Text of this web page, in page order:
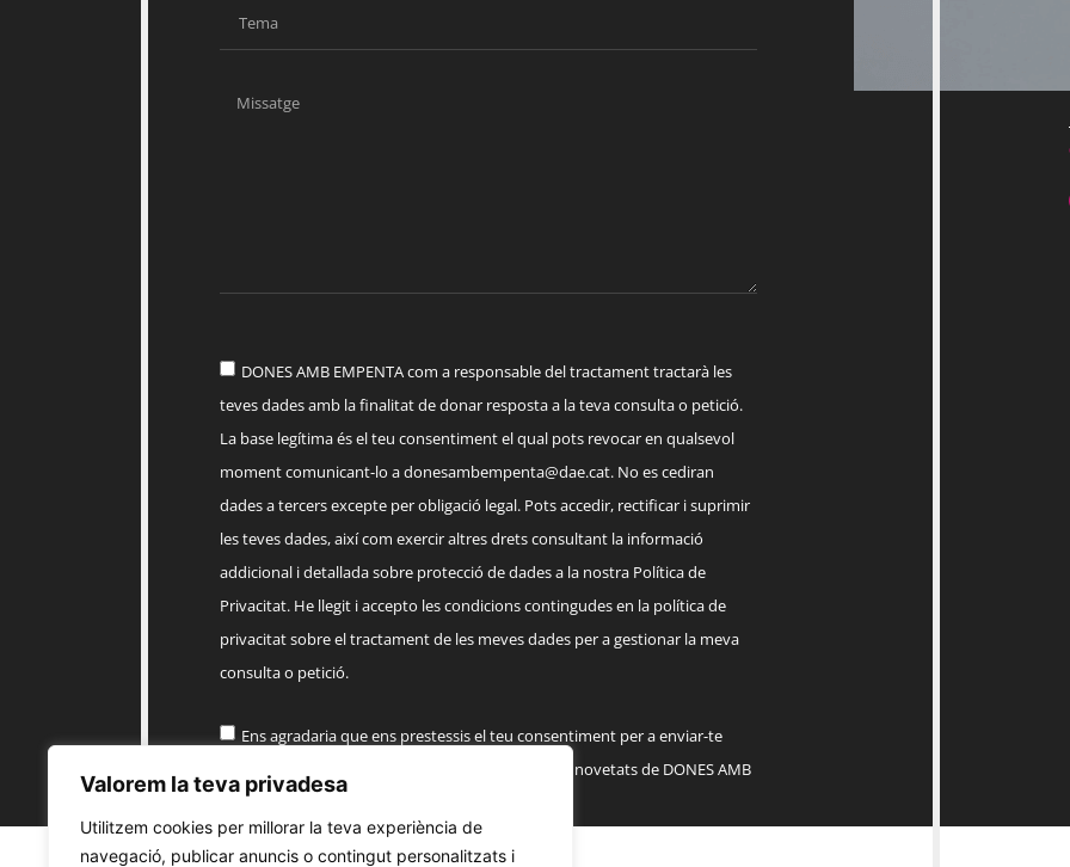
Valorem la teva privadesa
Utilitzem cookies per millorar la teva experiència de
navegació, publicar anuncis o contingut personalitzats i
DONES AMB EMPENTA com a responsable del tractament tractarà les
teves dades amb la finalitat de donar resposta a la teva consulta o petició.
La base legítima és el teu consentiment el qual pots revocar en qualsevol
moment comunicant-lo adonesambempenta@dae.cat. No es cediran
dades a tercers excepte per obligació legal. Pots accedir, rectificar i suprimir
les teves dades, així com exercir altres drets consultant la informació
addicional i detallada sobre protecció de dades a la nostra Política de
Privacitat. He llegit i accepto les condicions contingudes en la política de
privacitat sobre el tractament de les meves dades per a gestionar la meva
consulta o petició.
Ens agradaria que ens prestessis el teu consentiment per a enviar-te
informació comercial sobre els productes, serveis, novetats de DONES AMB
EMPENTA